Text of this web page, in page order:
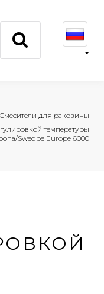
Смесители для раковины
температуры
Swedbe Europe 6000